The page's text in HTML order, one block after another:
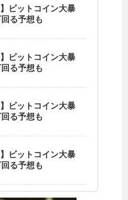
ビットコイン大暴
る予想も
ビットコイン大暴
る予想も
ビットコイン大暴
る予想も
ビットコイン大暴
る予想も